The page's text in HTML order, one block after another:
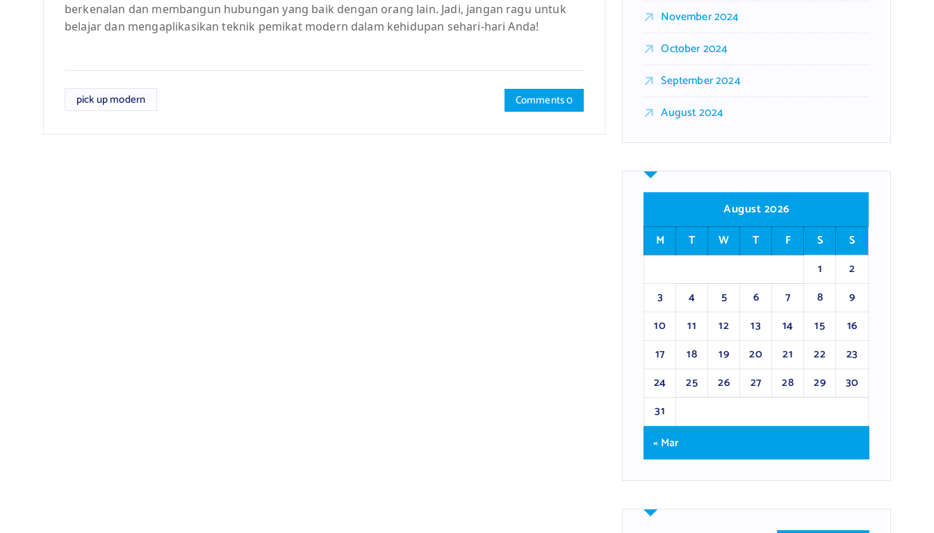
berkenalan dan membangun hubungan yang baik dengan orang lain. Jadi, jangan ragu untuk
belajar dan mengaplikasikan teknik pemikat modern dalam kehidupan sehari-hari Anda!
pick up modern Comments 0
November 2024
October 2024
September 2024
August 2024
August 2026
M
T W T F S
S
1
2
3
4 5 6 7 8
9
10
11 12 13 14 15
16
17
18 19 20 21 22
23
24
25 26 27 28 29
30
31
« Mar